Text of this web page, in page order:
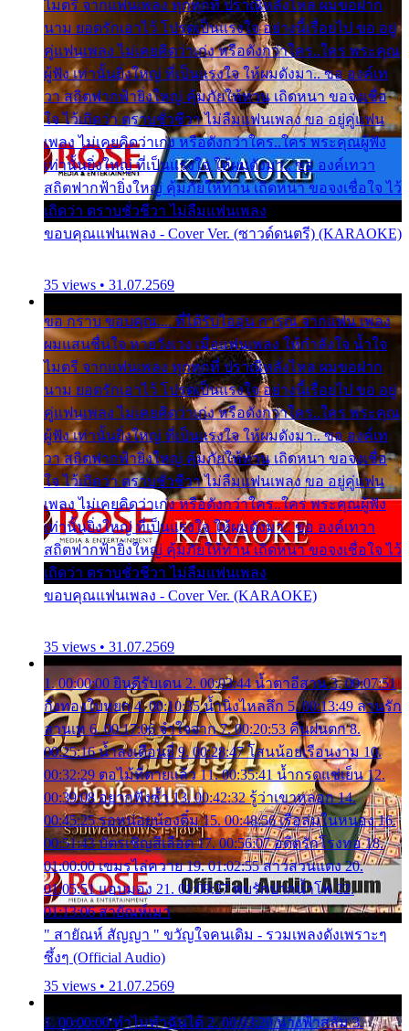
ไมตรี จากแฟนเพลง ทุกทุกที่ ปราณีหลั่งไหล ผมขอฝาก
นาม ยอดรักเอาไว้ โปรดเป็นแรงใจ อย่างนี้เรื่อยไป ขอ อยู่
คู่แฟนเพลง ไม่เคยคิดว่าเก่ง หรือดังกว่าใคร..ใคร พระคุณ
ผู้ฟัง เท่านั้นยิ่งใหญ่ ที่เป็นแรงใจ ให้ผมดังมา.. ขอ องค์เท
วา สถิตฟากฟ้ายิ่งใหญ่ คุ้มภัยให้ท่าน เถิดหนา ขอจงเชื่อ
ใจ ไว้เถิดว่า ตราบชั่วชีวา ไม่ลืมแฟนเพลง ขอ อยู่คู่แฟน
เพลง ไม่เคยคิดว่าเก่ง หรือดังกว่าใคร..ใคร พระคุณผู้ฟัง
เท่านั้นยิ่งใหญ่ ที่เป็นแรงใจ ให้ผมดังมา.. ขอ องค์เทวา
สถิตฟากฟ้ายิ่งใหญ่ คุ้มภัยให้ท่าน เถิดหนา ขอจงเชื่อใจ ไว้
เถิดว่า ตราบชั่วชีวา ไม่ลืมแฟนเพลง
ขอบคุณแฟนเพลง - Cover Ver. (ซาวด์ดนตรี) (KARAOKE)
35 views • 31.07.2569
ขอ กราบ ขอบคุณ.... ที่ได้รับไออุ่น การุณ จากแฟน เพลง
ผมแสนชื่นใจ หายวังเวง เมื่อแฟนเพลง ให้กำลังใจ น้ำใจ
ไมตรี จากแฟนเพลง ทุกทุกที่ ปราณีหลั่งไหล ผมขอฝาก
นาม ยอดรักเอาไว้ โปรดเป็นแรงใจ อย่างนี้เรื่อยไป ขอ อยู่
คู่แฟนเพลง ไม่เคยคิดว่าเก่ง หรือดังกว่าใคร..ใคร พระคุณ
ผู้ฟัง เท่านั้นยิ่งใหญ่ ที่เป็นแรงใจ ให้ผมดังมา.. ขอ องค์เท
วา สถิตฟากฟ้ายิ่งใหญ่ คุ้มภัยให้ท่าน เถิดหนา ขอจงเชื่อ
ใจ ไว้เถิดว่า ตราบชั่วชีวา ไม่ลืมแฟนเพลง ขอ อยู่คู่แฟน
เพลง ไม่เคยคิดว่าเก่ง หรือดังกว่าใคร..ใคร พระคุณผู้ฟัง
เท่านั้นยิ่งใหญ่ ที่เป็นแรงใจ ให้ผมดังมา.. ขอ องค์เทวา
สถิตฟากฟ้ายิ่งใหญ่ คุ้มภัยให้ท่าน เถิดหนา ขอจงเชื่อใจ ไว้
เถิดว่า ตราบชั่วชีวา ไม่ลืมแฟนเพลง
ขอบคุณแฟนเพลง - Cover Ver. (KARAOKE)
35 views • 31.07.2569
1. 00:00:00 ยินดีรับเดน 2. 00:03:44 น้ำตาอีสาน 3. 00:07:51
กิ่งทองใบหยก 4. 00:10:35 น้ำนิ่งไหลลึก 5. 00:13:49 ลานรัก
ลานเท 6. 00:17:06 จำใจจาก 7. 00:20:53 คืนฝนตก 8.
00:25:16 น้ำลงเดือนยี่ 9. 00:28:47 โสนน้อยเรือนงาม 10.
00:32:29 ตอไม้ที่ตายแล้ว 11. 00:35:41 น้ำกรดแช่เย็น 12.
00:39:08 อยากฟังซ้ำ 13. 00:42:32 รู้ว่าเขาหลอก 14.
00:45:25 รอหน่อยน้องติ๋ม 15. 00:48:56 เรือล่มในหนอง 16.
00:51:43 บัตรเชิญสีเลือด 17. 00:56:07 อดีตรักโรงทอ 18.
01:00:00 เขมรไล่ควาย 19. 01:02:55 สาวสวนแตง 20.
01:05:51 แอบมอง 21. 01:09:27 พบรักปากน้ำโพ 22.
01:13:06 สายัณห์เมา
" สายัณห์ สัญญา " ขวัญใจคนเดิม - รวมเพลงดังเพราะๆ
ซึ้งๆ (Official Audio)
35 views • 21.07.2569
1. 00:00:00 ทำไมทำฉันได้ 2. 00:03:20 นางฟ้าสลัม 3.